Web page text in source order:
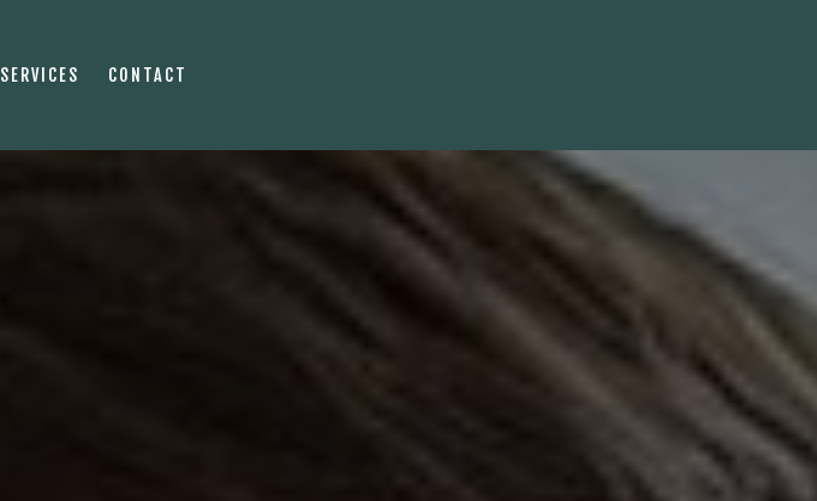
SERVICES CONTACT